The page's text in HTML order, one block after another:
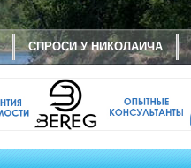
СПРОСИ У НИКОЛАИЧА